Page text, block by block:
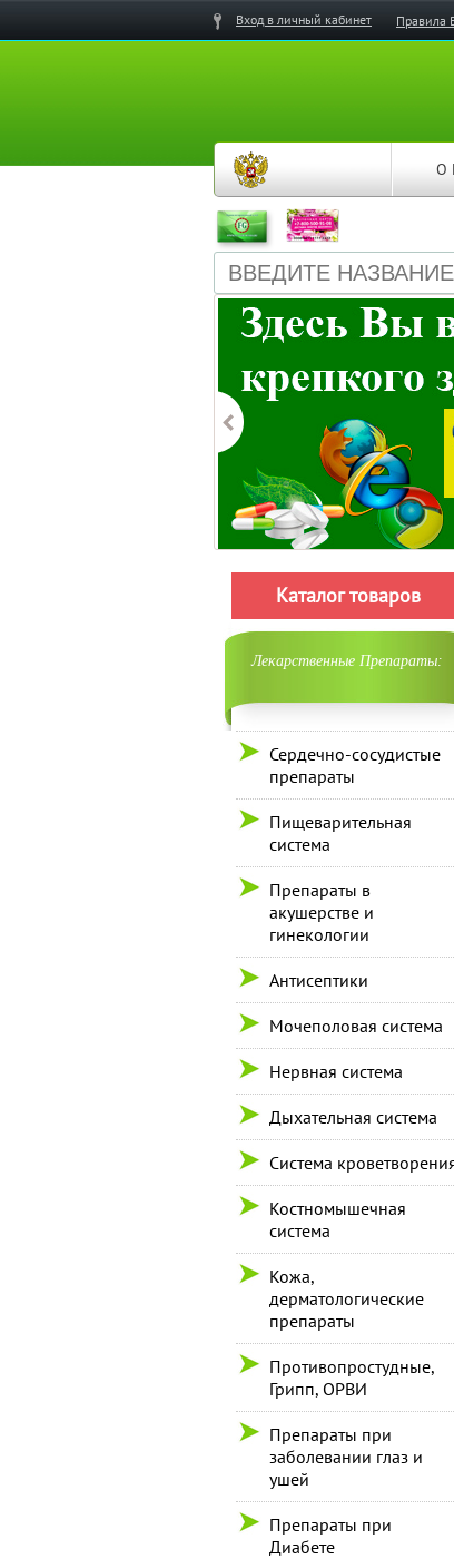
Вход в личный кабинет Правила
О
Каталог товаров
Лекарственные Препараты:
Сердечно-сосудистые
препараты
Пищеварительная
система
Препараты в
акушерстве и
гинекологии
Антисептики
Мочеполовая система
Нервная система
Дыхательная система
Система
Костномышечная
система
Кожа,
дерматологические
препараты
Противопростудные,
Грипп, ОРВИ
Препараты при
заболевании глаз и
ушей
Препараты при
Диабете